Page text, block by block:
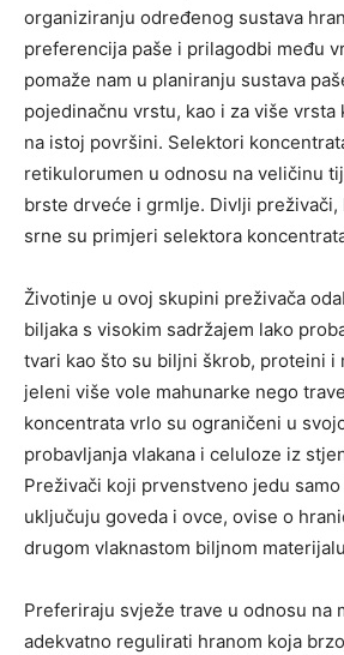
organiziranju određenog sustava
preferencija paše i prilagodbi među
pomaže nam u planiranju sustava
pojedinačnu vrstu, kao i za više vrsta
na istoj površini. Selektori
retikulorumen u odnosu na veličinu
brste drveće i grmlje. Divlji preživači,
srne su primjeri selektora
Životinje u ovoj skupini preživača
biljaka s visokim sadržajem lako
tvari kao što su biljni škrob, proteini i
jeleni više vole mahunarke nego
koncentrata vrlo su ograničeni u
probavljanja vlakana i celuloze iz
Preživači koji prvenstveno jedu
uključuju goveda i ovce, ovise o
drugom vlaknastom biljnom
Preferiraju svježe trave u odnosu na
adekvatno regulirati hranom koja